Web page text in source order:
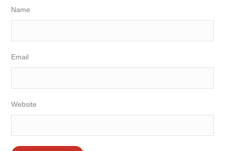
Name
Email
Website